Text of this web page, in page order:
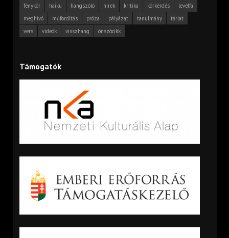
fénykör
haiku hangszóló hírek kritika körkérdés
levélfa
meghívó
műfordítás próza pályázat tanulmány
tárlat
vers
videók visszhang önszócikk
Támogatók